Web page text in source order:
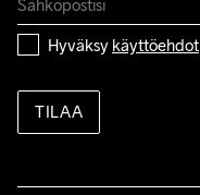
Hyväksy käyttöehdot
TILAA